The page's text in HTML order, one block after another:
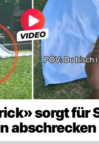
sorgt für
abschrecken